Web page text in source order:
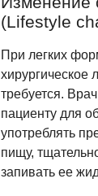
(Lifestyle
При легких
хирургическое
требуется.
пациенту для
употреблять
пищу,
запивать ее